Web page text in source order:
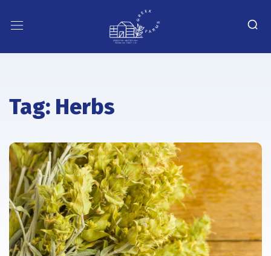
Tag: Herbs